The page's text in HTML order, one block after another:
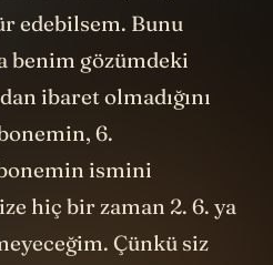
edebilsem. Bunu
benim gözümdeki
ibaret olmadığını
6.
ismini
hiç bir zaman 2. 6. ya
Çünkü siz